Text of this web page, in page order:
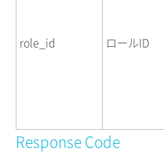
role_id ロールID
Response Code